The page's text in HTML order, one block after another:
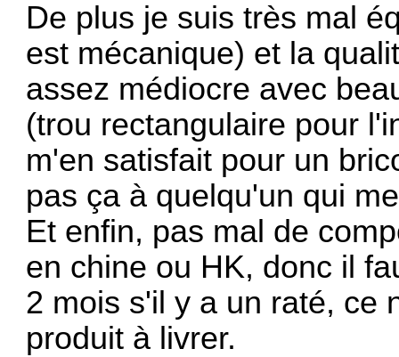
De plus je suis très mal
est mécanique) et la
assez médiocre avec
(trou rectangulaire pour
m'en satisfait pour un
pas ça à quelqu'un qui
Et enfin, pas mal de
en chine ou HK, donc il
2 mois s'il y a un raté, ce
produit à livrer.